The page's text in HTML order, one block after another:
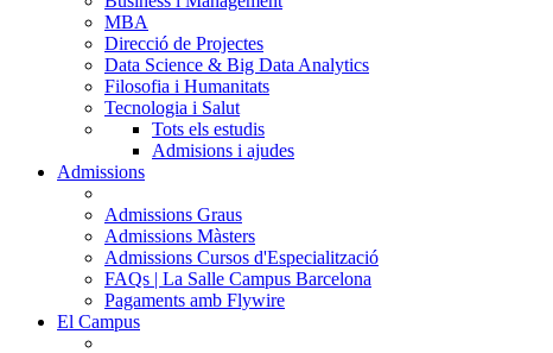
MBA
Direcció de Projectes
Data Science & Big Data Analytics
Filosofia i Humanitats
Tecnologia i Salut
Tots els estudis
Admisions i ajudes
Admissions
Admissions Graus
Admissions Màsters
Admissions Cursos d'Especialització
FAQs | La Salle Campus Barcelona
Pagaments amb Flywire
El Campus